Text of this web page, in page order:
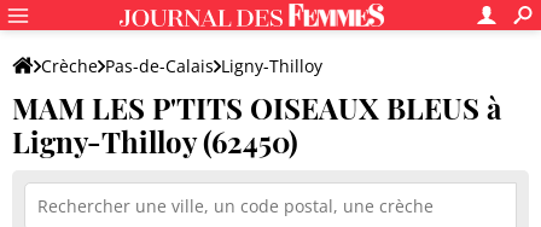
Crèche Pas-de-Calais Ligny-Thilloy
MAM LES P'TITS OISEAUX BLEUS
MAM LES P'TITS OISEAUX BLEUS à
Ligny-Thilloy (62450)